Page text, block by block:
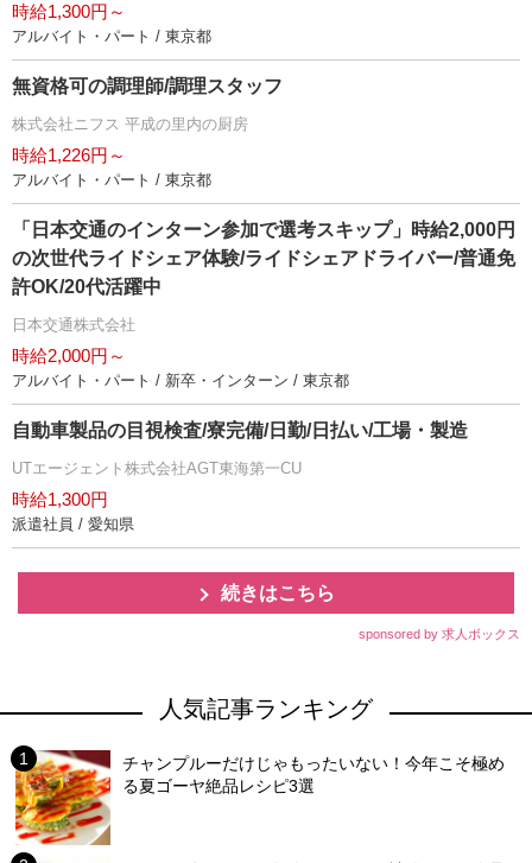
時給1,300円～
アルバイト・パート / 東京都
無資格可の調理師/調理スタッフ
株式会社ニフス 平成の里内の厨房
時給1,226円～
アルバイト・パート / 東京都
「日本交通のインターン参加で選考スキップ」時給2,000円
の次世代ライドシェア体験/ライドシェアドライバー/普通免
許OK/20代活躍中
日本交通株式会社
時給2,000円～
アルバイト・パート / 新卒・インターン / 東京都
自動車製品の目視検査/寮完備/日勤/日払い/工場・製造
UTエージェント株式会社AGT東海第一CU
時給1,300円
派遣社員 / 愛知県
続きはこちら
sponsored by 求人ボックス
人気記事ランキング
チャンプルーだけじゃもったいない！今年こそ極め
る夏ゴーヤ絶品レシピ3選